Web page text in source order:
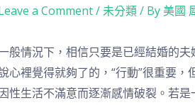
a Comment/未分類/ By美國
般情況下，相信只要是已經結婚的
心裡覺得就夠了的，“行動”很重要
性生活不滿意而逐漸感情破裂。若